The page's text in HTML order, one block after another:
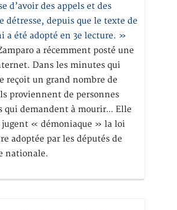
d’avoir des appels et des
détresse, depuis que le texte de
a été adopté en 3e lecture. »
a récemment posté une
Dans les minutes qui
reçoit un grand nombre de
proviennent de personnes
qui demandent à mourir… Elle
jugent « démoniaque » la loi
adoptée par les députés de
nationale.